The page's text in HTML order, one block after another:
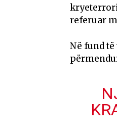
referuar
Në fund